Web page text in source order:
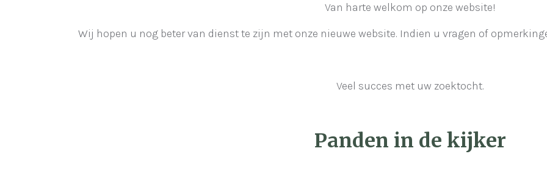
Van harte welkom op onze website!
Wij hopen u nog beter van dienst te zijn met onze nieuwe website. Indien u vragen of
Veel succes met uw zoektocht.
Panden in de kijker